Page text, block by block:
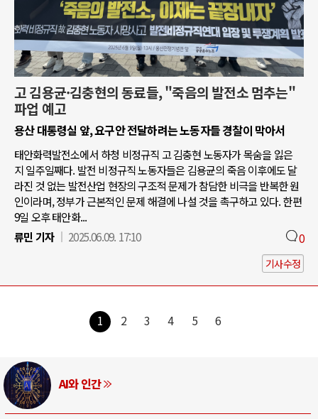
고 김용균·김충현의 동료들, "죽음의 발전소 멈추는"
파업 예고
용산 대통령실 앞, 요구안 전달하려는 노동자들 경찰이 막아서
태안화력발전소에서 하청 비정규직 고 김충현 노동자가 목숨을 잃은
지 일주일째다. 발전 비정규직 노동자들은 김용균의 죽음 이후에도 달
라진 것 없는 발전산업 현장의 구조적 문제가 참담한 비극을 반복한 원
인이라며, 정부가 근본적인 문제 해결에 나설 것을 촉구하고 있다. 한편
9일 오후 태안화...
류민 기자
2025.06.09. 17:10 0
기사수정
1 2 3 4 5 6
AI와 인간